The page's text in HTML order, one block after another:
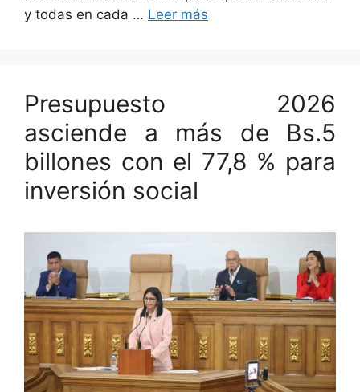
y todas en cada … Leer más
Presupuesto 2026
asciende a más de Bs.5
billones con el 77,8 % para
inversión social